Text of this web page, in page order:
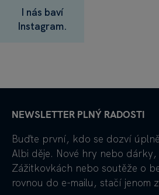
I nás baví
Instagram.
NEWSLETTER PLNÝ RADOSTI
Buďte první, kdo se dozví
Albi děje. Nové hry nebo
Zážitkovkách nebo soutěže o
rovnou do e-mailu, stačí jenom